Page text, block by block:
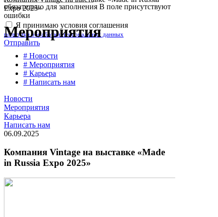
обязательно для заполнения В поле присутствуют
ошибки
Я принимаю условия соглашения
политики обработки персональных данных
Отправить
Expo 2025»
Мероприятия
# Новости
# Мероприятия
# Карьера
# Написать нам
Новости
Мероприятия
Карьера
Написать нам
06.09.2025
Компания Vintage на выставке «Made
in Russia Expo 2025»